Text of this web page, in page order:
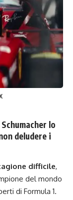
lo
deludere i
difficile,
del mondo
di Formula 1.